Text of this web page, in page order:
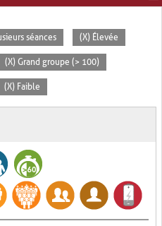
séances (X) Élevée
(X) Grand groupe (> 100)
(X) Faible